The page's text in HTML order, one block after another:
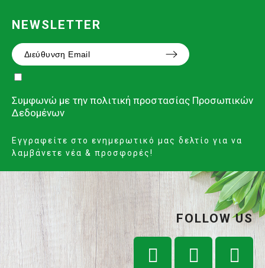
NEWSLETTER
Συμφωνώ με την πολιτική προστασίας Προσωπικών
Δεδομένων
Εγγραφείτε στο ενημερωτικό μας δελτίο για να
λαμβάνετε νέα & προσφορές!
FOLLOW US